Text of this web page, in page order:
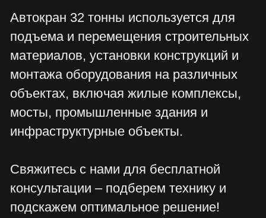
от 62 000,00 руб.